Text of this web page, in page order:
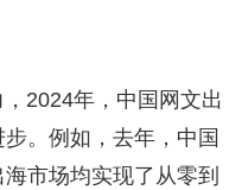
2024年，中国网文出
。例如，去年，中国
市场均实现了从零到